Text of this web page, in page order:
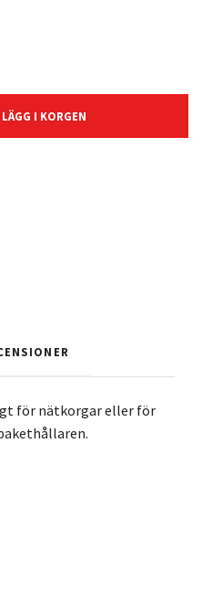
LÄGG I KORGEN
för nätkorgar eller för